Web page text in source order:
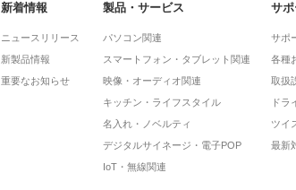
新着情報
ニュースリリース
新製品情報
重要なお知らせ
製品・サービス
パソコン関連
スマートフォン・タブレット関連
映像・オーディオ関連
キッチン・ライフスタイル
名入れ・ノベルティ
デジタルサイネージ・電子POP
IoT・無線関連
サポ
サポ
各種
取扱
ドラ
ツイ
最新